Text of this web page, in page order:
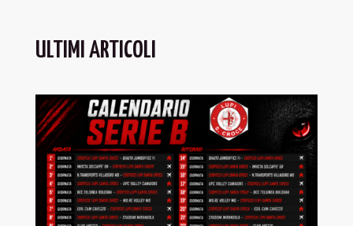
ULTIMI ARTICOLI